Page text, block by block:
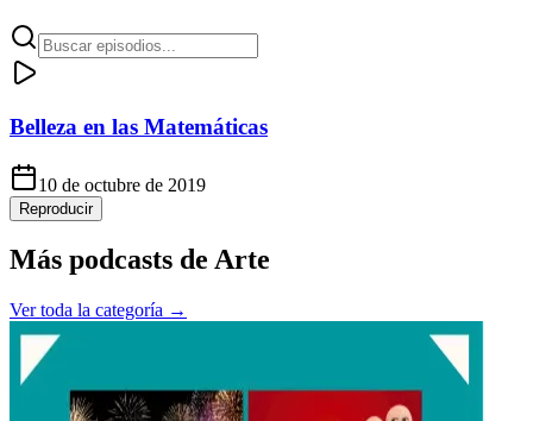
Belleza en las Matemáticas
10 de octubre de 2019
Reproducir
Más podcasts de Arte
Ver toda la categoría →